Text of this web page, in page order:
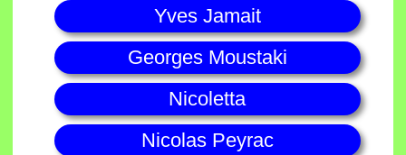
Yves Jamait
Georges Moustaki
Nicoletta
Nicolas Peyrac